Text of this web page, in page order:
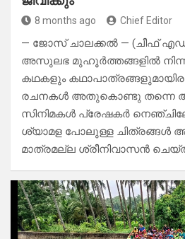
8 months ago Chief Editor
— ജോസ് ചാലക്കൽ — (ചീഫ്
അസുലഭ മുഹൂർത്തങ്ങളിൽ
കഥകളും
രചനകൾ അതുകൊണ്ടു തന്നെ
സിനിമകൾ പ്രേഷകർ
ശ്യാമള പോലുള്ള ചിത്രങ്ങൾ
മാത്രമല്ല ശ്രീനിവാസൻ